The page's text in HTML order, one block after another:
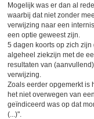
Mogelijk was er dan al
waarbij dat niet zonder
verwijzing naar een
een optie geweest zijn.
5 dagen koorts op zich
algeheel ziekzijn met de
resultaten van
verwijzing.
Zoals eerder opgemerkt is
het niet overwegen van
geïndiceerd was op dat
(...)".